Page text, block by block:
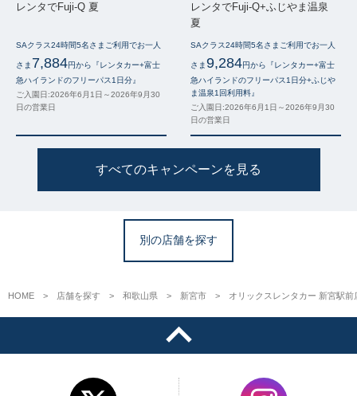
レンタでFuji-Q 夏
SAクラス24時間5名さまご利用でお一人
さま 7,884円から『レンタカー+富士
急ハイランドのフリーパス1日分』
ご入園日:2026年6月1日～2026年9月30
日の営業日
レンタでFuji-Q+ふじやま温泉
夏
SAクラス24時間5名さまご利用でお一人
さま9,284円から『レンタカー+富士
急ハイランドのフリーパス1日分+ふじや
ま温泉1回利用料』
ご入園日:2026年6月1日～2026年9月30
日の営業日
すべてのキャンペーンを見る
別の店舗を探す
HOME 店舗を探す 和歌山県 新宮市 オリックスレンタカー 新宮駅前